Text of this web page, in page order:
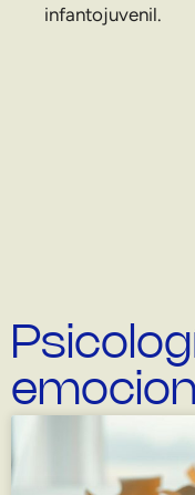
infantojuvenil.